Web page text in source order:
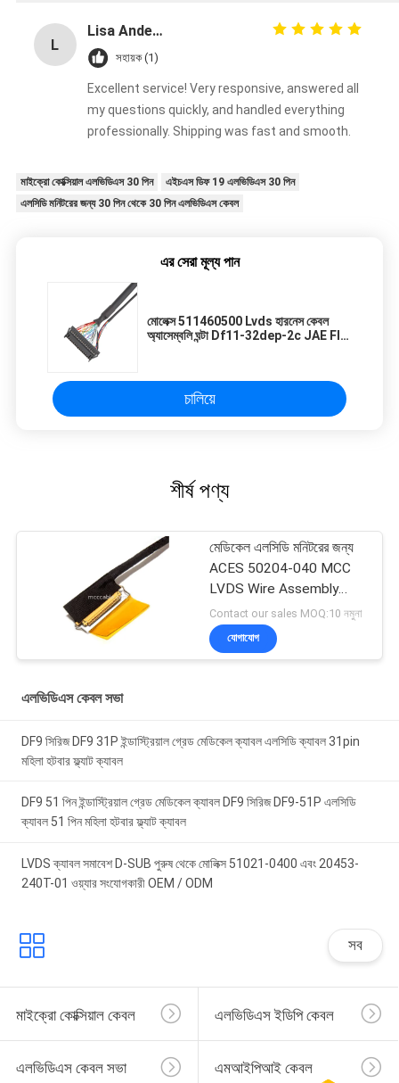
L
Lisa Anderson
সহায়ক (1)
Excellent service! Very responsive, answered all
my questions quickly, and handled everything
professionally. Shipping was fast and smooth.
মাইক্রো কোক্সিয়াল এলভিডিএস 30 পিন
এইচএস ডিফ 19 এলভিডিএস 30 পিন
এলসিডি মনিটরের জন্য 30 পিন থেকে 30 পিন এলভিডিএস কেবল
এর সেরা মূল্য পান
মোলেক্স 511460500 Lvds হারনেস কেবল
অ্যাসেম্বলি ঘন্টা Df11-32dep-2c JAE FI-
চালিয়ে
শীর্ষ পণ্য
মেডিকেল এলসিডি মনিটরের জন্য
ACES 50204-040 MCC
LVDS Wire Assembly
ISO13485
Contact our sales MOQ:10 নমুনা
যোগাযোগ
এলভিডিএস কেবল সভা
DF9 সিরিজ DF9 31P ইন্ডাস্ট্রিয়াল গ্রেড মেডিকেল ক্যাবল এলসিডি ক্যাবল 31pin
মহিলা হটবার ফ্ল্যাট ক্যাবল
DF9 51 পিন ইন্ডাস্ট্রিয়াল গ্রেড মেডিকেল ক্যাবল DF9 সিরিজ DF9-51P এলসিডি
ক্যাবল 51 পিন মহিলা হটবার ফ্ল্যাট ক্যাবল
LVDS ক্যাবল সমাবেশ D-SUB পুরুষ থেকে মোলিক্স 51021-0400 এবং 20453-
240T-01 ওয়্যার সংযোগকারী OEM / ODM
সব
মাইক্রো কোক্সিয়াল কেবল এলভিডিএস ইডিপি কেবল
এলভিডিএস কেবল সভা এমআইপিআই কেবল